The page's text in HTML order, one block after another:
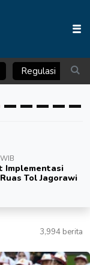
Regulasi
Implementasi
Tol Jagorawi
3,994 berita